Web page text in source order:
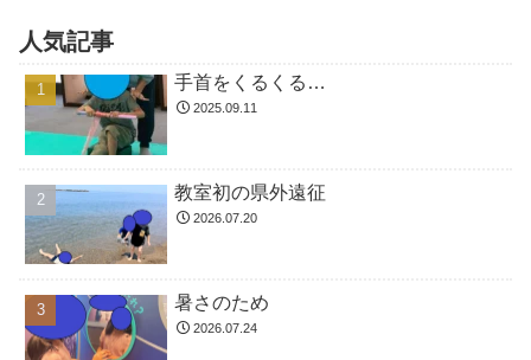
人気記事
手首をくるくる…
2025.09.11
教室初の県外遠征
2026.07.20
暑さのため
2026.07.24